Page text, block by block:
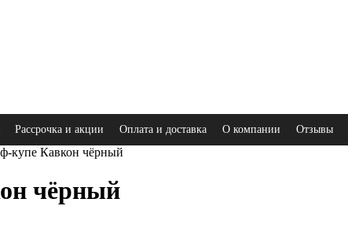
Рассрочка и акции Оплата и доставка О компании Отзывы
купе Кавкон чёрный
чёрный